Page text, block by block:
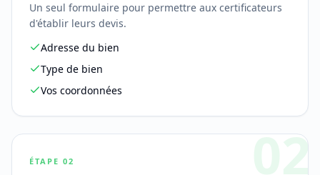
Un seul formulaire pour permettre aux certificateurs
d'établir leurs devis.
Adresse du bien
Type de bien
Vos coordonnées
02
ÉTAPE 02